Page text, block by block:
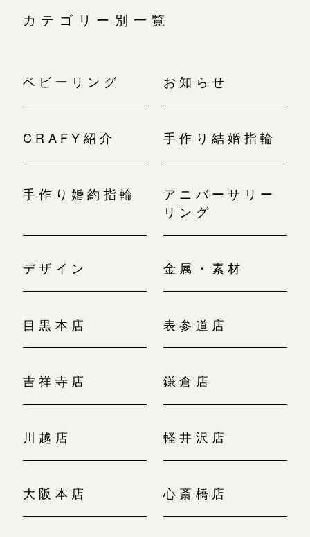
カテゴリー別一覧
ベビーリング お知らせ
CRAFY紹介 手作り結婚指輪
手作り婚約指輪
アニバーサリー
リング
デザイン 金属・素材
目黒本店 表参道店
吉祥寺店 鎌倉店
川越店 軽井沢店
大阪本店 心斎橋店